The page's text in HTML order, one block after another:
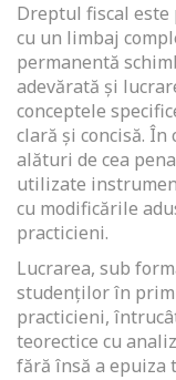
Dreptul fiscal
cu un limbaj
permanentă
adevărată și
conceptele
clară și concisă.
alături de cea
utilizate
cu modificările
practicieni.
Lucrarea, sub
studenților în
practicieni,
teorectice cu
fără însă a epuiza